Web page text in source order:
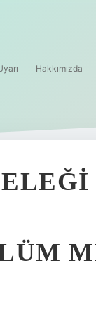
Hakkımızda